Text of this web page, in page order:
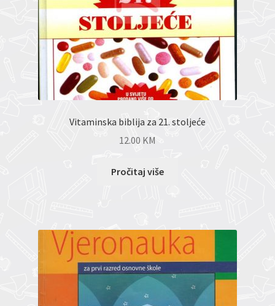
Vitaminska biblija za 21. stoljeće
12.00 KM
Pročitaj više